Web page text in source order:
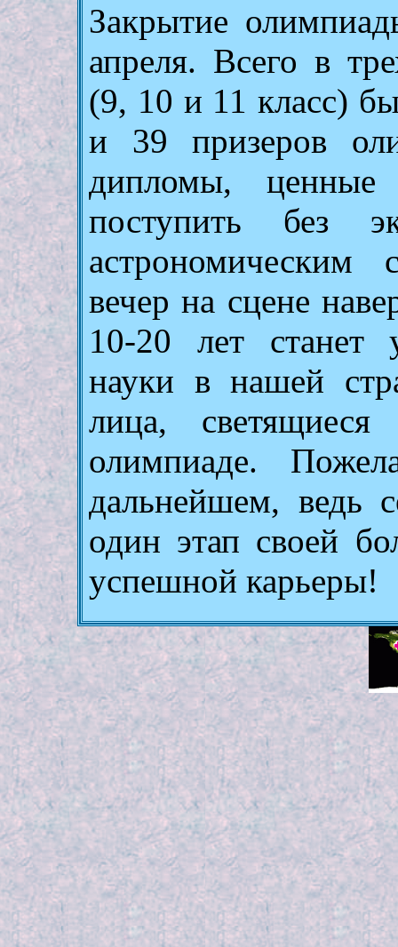
Закрытие
апреля. Всего в
(9, 10 и 11 класс)
и 39 призеров
дипломы,
поступить без
астрономическим
вечер на сцене
10-20 лет станет
науки в нашей
лица,
олимпиаде.
дальнейшем, ведь
один этап своей
успешной карьеры!